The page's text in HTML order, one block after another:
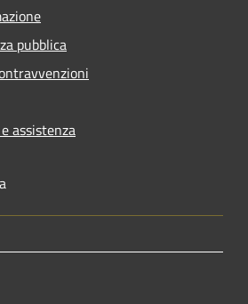
pubblica
assistenza